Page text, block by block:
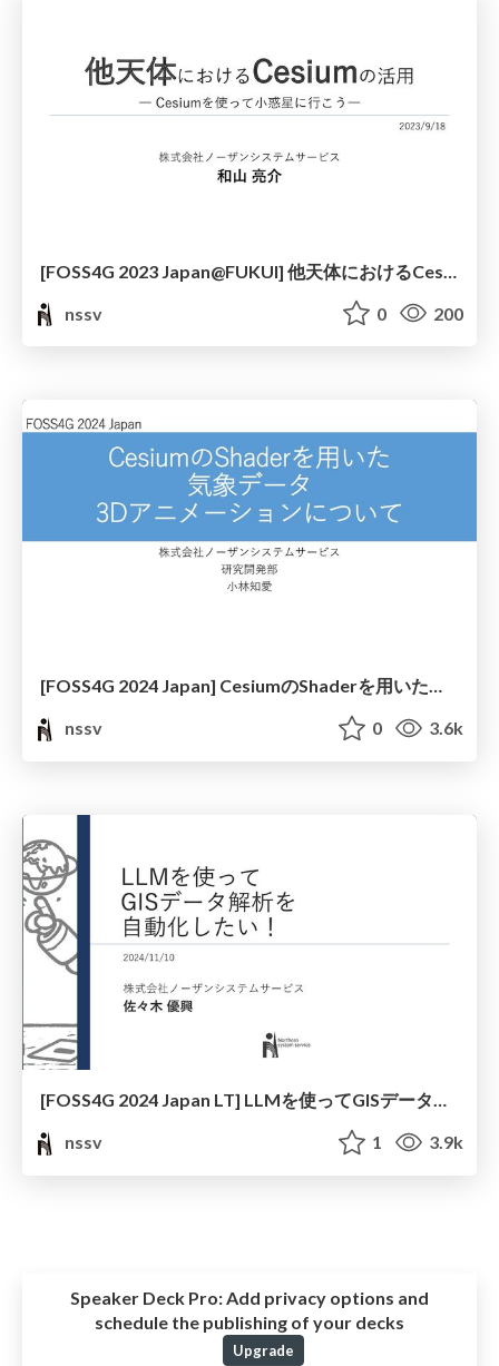
nssv
0 200
[FOSS4G 2024 Japan] CesiumのShaderを用いた気象データ3Dアニメーションについて
nssv
0 3.6k
[FOSS4G 2024 Japan LT] LLMを使ってGISデータ解析を自動化したい！
nssv
1 3.9k
Speaker Deck Pro: Add privacy options and
schedule the publishing of your decks
Upgrade